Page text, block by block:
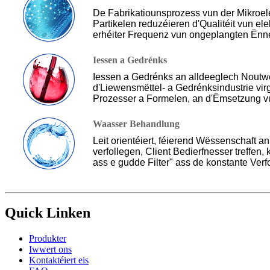
De Fabrikatiounsprozess vun der
Partikelen reduzéieren d'Qualitéit vun
erhéiter Frequenz vun ongeplangten
Iessen a Gedrénks
Iessen a Gedrénks an alldeeglech
d'Liewensmëttel- a Gedrénksindustrie
Prozesser a Formelen, an d'Ëmsetzung
intellektuellen Eegentumsrechter an eng
Produkter hëllefen ëmmer méi
Waasser Behandlung
Leit orientéiert, féierend Wëssenschaft
verfollegen, Client Bedierfnesser treffen,
ass e gudde Filter" ass de konstante
Quick Linken
Produkter
Iwwert ons
Kontaktéiert eis